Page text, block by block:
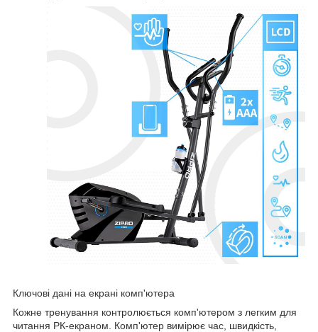
Ключові дані на екрані комп'ютера
Кожне тренування контролюється комп'ютером з легким для
читання РК-екраном. Комп'ютер вимірює час, швидкість,